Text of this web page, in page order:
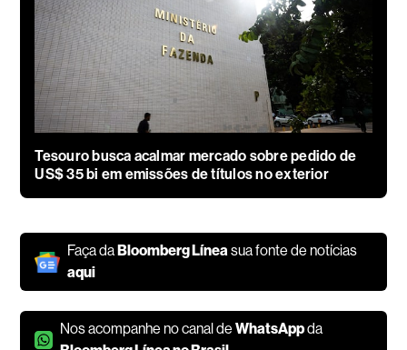
Tesouro busca acalmar mercado sobre pedido de
US$ 35 bi em emissões de títulos no exterior
Faça da Bloomberg Líneasua fonte de notícias
aqui
Nos acompanhe no canal deWhatsAppda